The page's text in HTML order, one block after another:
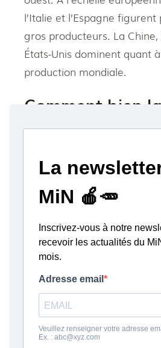
l’Italie et l’Espagne
gros producteurs. La
États-Unis dominent quant
production mondiale.
Comment bien
la conserver ?
leur fraîcheur : les tiges
droites, fermes, cassantes
vous frottez deux tiges
doivent “crisser” !Une fois
asperges se conservent
le bac à légumes du